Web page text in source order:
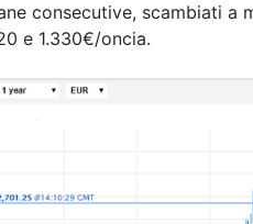
consecutive, scambiati a
e 1.330€/oncia.